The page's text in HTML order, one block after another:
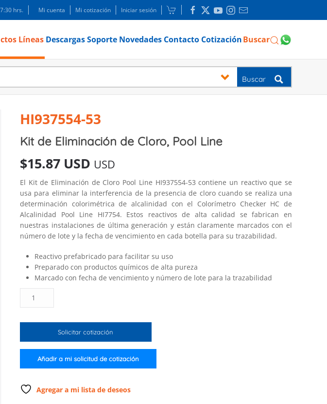
hrs. Mi cuenta Mi cotización Iniciar sesión
Líneas DescargasSoporte Novedades Contacto CotizaciónBuscar
Buscar
HI937554-53
Kit de Eliminación de Cloro, Pool Line
$15.87 USD USD
El Kit de Eliminación de Cloro Pool Line HI937554-53 contiene un reactivo que se
usa para eliminar la interferencia de la presencia de cloro cuando se realiza una
determinación colorimétrica de alcalinidad con el Colorímetro Checker HC de
Alcalinidad Pool Line HI7754. Estos reactivos de alta calidad se fabrican en
nuestras instalaciones de última generación y están claramente marcados con el
número de lote y la fecha de vencimiento en cada botella para su trazabilidad.
Reactivo prefabricado para facilitar su uso
Preparado con productos químicos de alta pureza
Marcado con fecha de vencimiento y número de lote para la trazabilidad
de
cantidad
Solicitar cotización
Añadir a mi solicitud de cotización
Agregar a mi lista de deseos